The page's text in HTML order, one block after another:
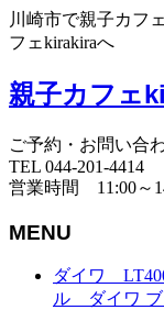
川崎市で親子カフ
フェkirakiraへ
親子カフェ
ご予約・お問い合
TEL 044-201-4414
営業時間 11:00～
MENU
ダイワ
ル ダイワ ブ